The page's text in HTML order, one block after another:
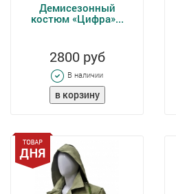
Демисезонный
костюм «Цифра»...
2800 руб
В наличии